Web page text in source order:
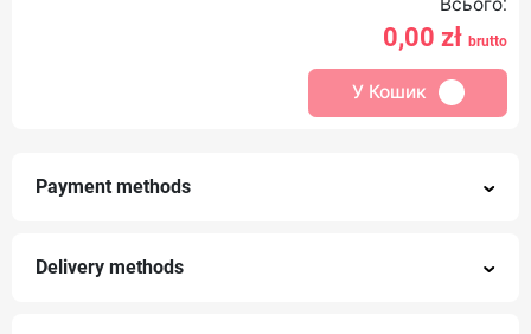
Всього:
0,00 zł brutto
У Кошик
Payment methods
Delivery methods